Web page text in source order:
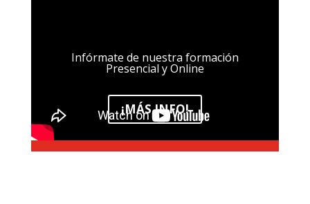
Infórmate de nuestra formación
Presencial y Online
¡MÁS INFO!